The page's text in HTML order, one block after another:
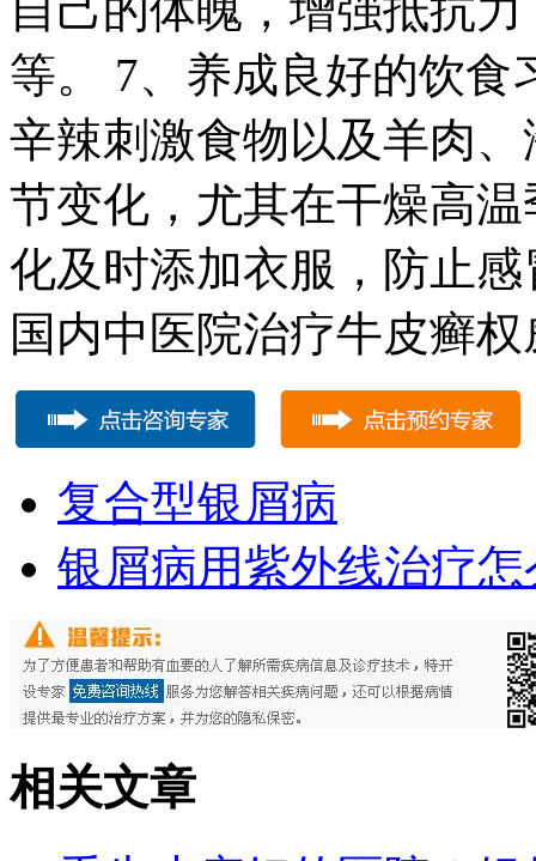
自己的体魄，增强抵抗
等。 7、养成良好的饮
辛辣刺激食物以及羊肉
节变化，尤其在干燥高
化及时添加衣服，防止
国内中医院治疗牛皮癣权
复合型银屑病
银屑病用紫外线治疗怎
相关文章